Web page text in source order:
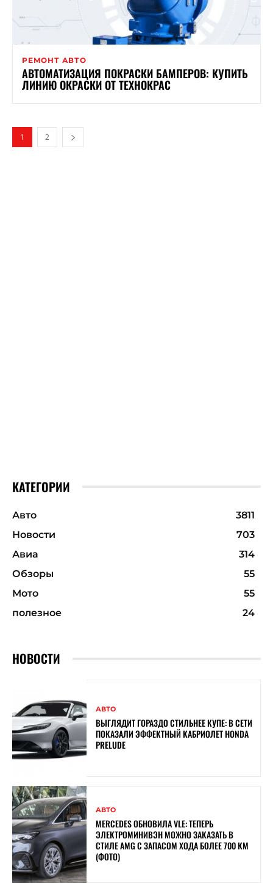
РЕМОНТ АВТО
АВТОМАТИЗАЦИЯ ПОКРАСКИ БАМПЕРОВ: КУПИТЬ
ЛИНИЮ ОКРАСКИ ОТ ТЕХНОКРАС
1 2
КАТЕГОРИИ
Авто
3811
Новости
703
Авиа
314
Обзоры
55
Мото
55
полезное
24
НОВОСТИ
АВТО
ВЫГЛЯДИТ ГОРАЗДО СТИЛЬНЕЕ КУПЕ: В СЕТИ
ПОКАЗАЛИ ЭФФЕКТНЫЙ КАБРИОЛЕТ HONDA
PRELUDE
АВТО
MERCEDES ОБНОВИЛА VLE: ТЕПЕРЬ
ЭЛЕКТРОМИНИВЭН МОЖНО ЗАКАЗАТЬ В
СТИЛЕ AMG С ЗАПАСОМ ХОДА БОЛЕЕ 700 КМ
(ФОТО)